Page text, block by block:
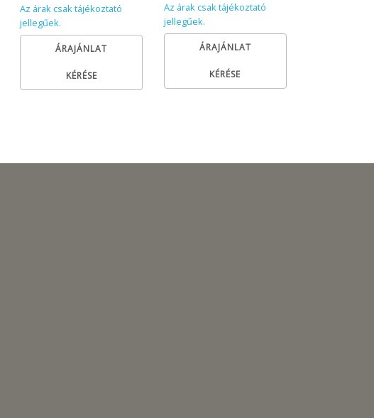
Az árak csak tájékoztató
jellegűek.
ÁRAJÁNLAT
KÉRÉSE
Az árak csak tájékoztató
jellegűek.
ÁRAJÁNLAT
KÉRÉSE